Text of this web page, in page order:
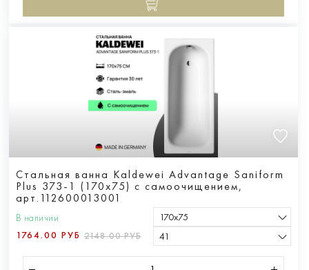
Стальная ванна Kaldewei Advantage Saniform
Plus 373-1 (170x75) с самоочищением,
арт.112600013001
В наличии
1764.00 РУБ2148.00 РУБ
170х75
41